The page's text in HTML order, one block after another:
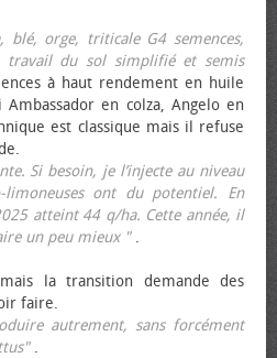
blé, orge, triticale G4 semences,
travail du sol simplifié et semis
à haut rendement en huile
en colza, Angelo en
est classique mais il refuse
Si besoin, je l’injecte au niveau
ont du potentiel. En
atteint 44 q/ha. Cette année, il
un peu mieux ".
la transition demande des
faire.
autrement, sans forcément
.